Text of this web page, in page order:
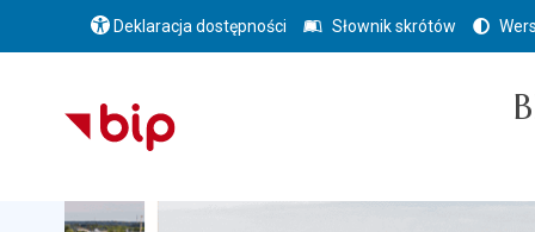
Deklaracja dostępności Słownik skrótów